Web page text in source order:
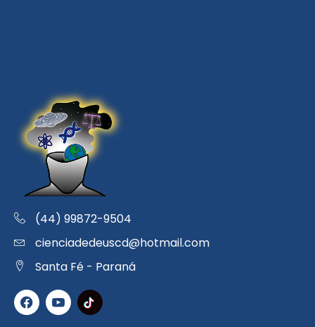
(44) 99872-9504
cienciadedeuscd@hotmail.com
Santa Fé - Paraná